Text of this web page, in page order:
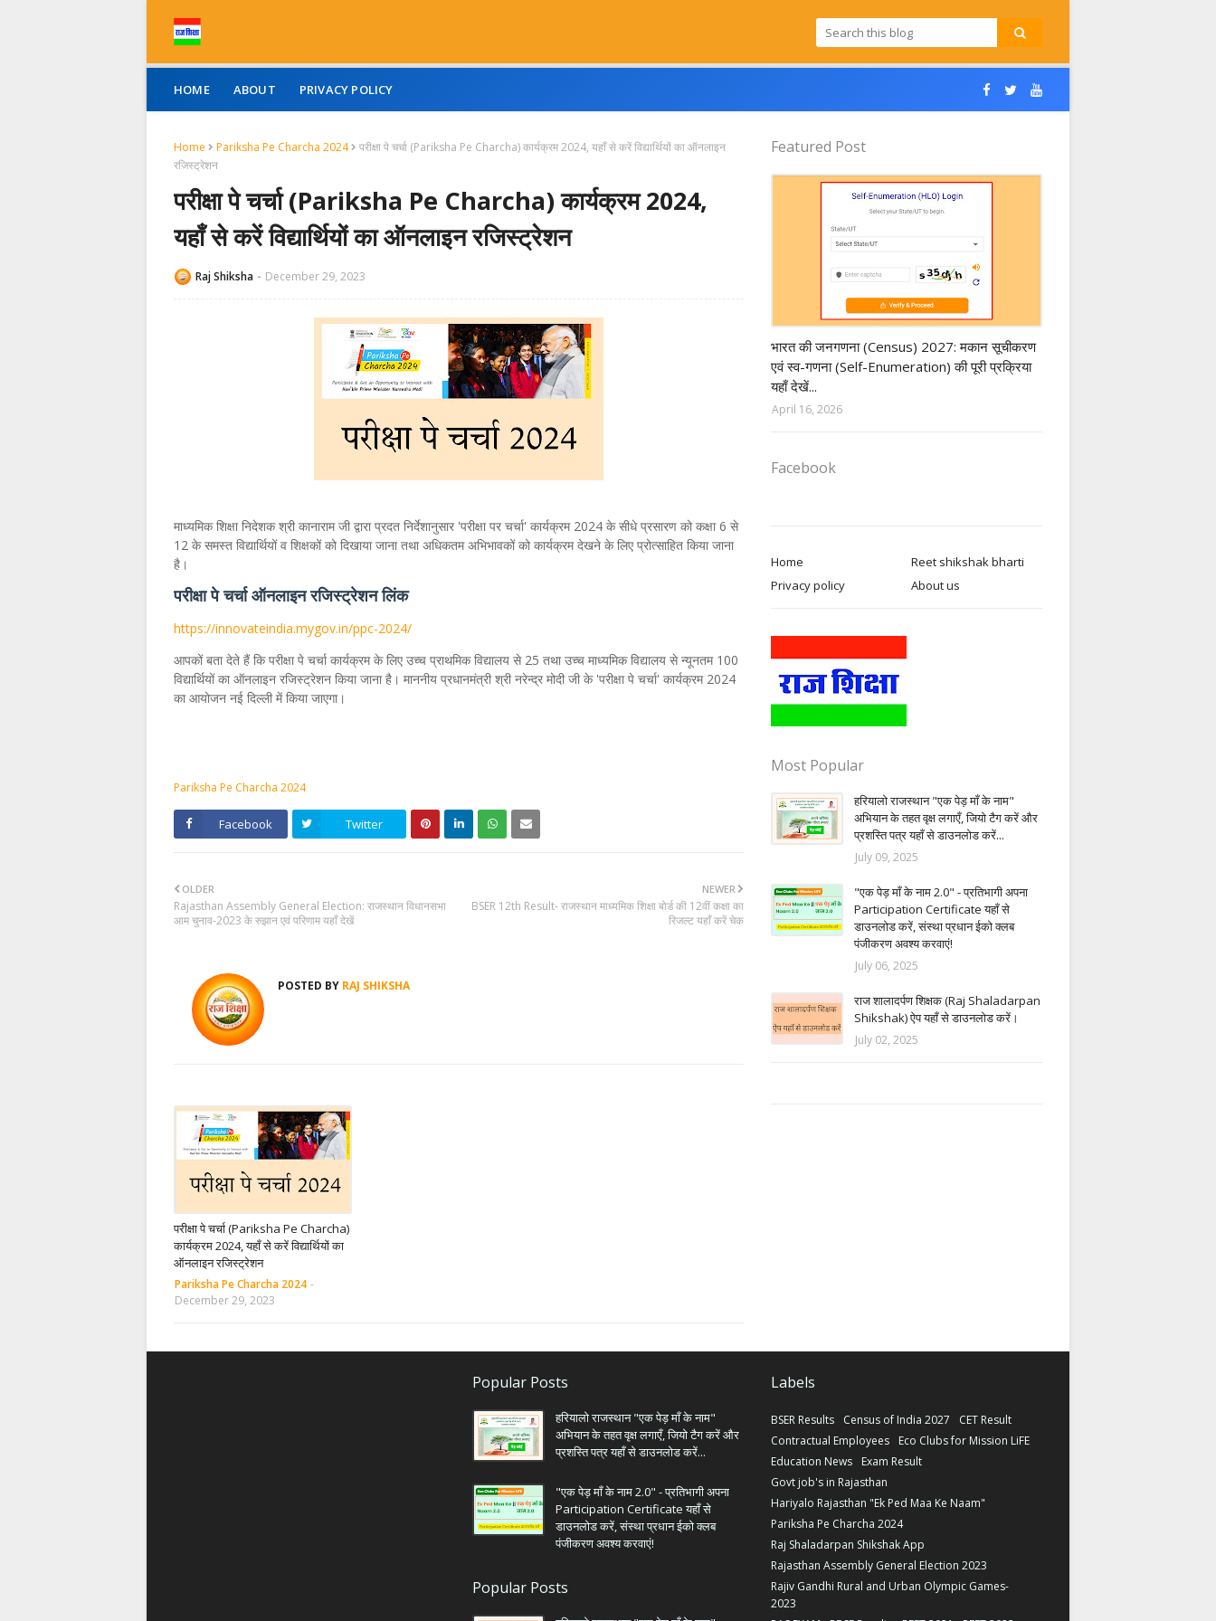
HOME ABOUT PRIVACY POLICY
Home Pariksha Pe Charcha 2024
परीक्षा पे चर्चा (Pariksha Pe Charcha) कार्यक्रम 2024, यहाँ से करें विद्यार्थियों का ऑनलाइन
रजिस्ट्रेशन
परीक्षा पे चर्चा (Pariksha Pe Charcha) कार्यक्रम 2024,
यहाँ से करें विद्यार्थियों का ऑनलाइन रजिस्ट्रेशन
Raj Shiksha December 29, 2023
माध्यमिक शिक्षा निदेशक श्री कानाराम जी द्वारा प्रदत निर्देशानुसार 'परीक्षा पर चर्चा' कार्यक्रम 2024 के सीधे प्रसारण को कक्षा 6 से
12 के समस्त विद्यार्थियों व शिक्षकों को दिखाया जाना तथा अधिकतम अभिभावकों को कार्यक्रम देखने के लिए प्रोत्साहित किया जाना
है।
परीक्षा पे चर्चा ऑनलाइन रजिस्ट्रेशन लिंक
https://innovateindia.mygov.in/ppc-2024/
आपकों बता देते हैं कि परीक्षा पे चर्चा कार्यक्रम के लिए उच्च प्राथमिक विद्यालय से 25 तथा उच्च माध्यमिक विद्यालय से न्यूनतम 100
विद्यार्थियों का ऑनलाइन रजिस्ट्रेशन किया जाना है। माननीय प्रधानमंत्री श्री नरेन्द्र मोदी जी के 'परीक्षा पे चर्चा' कार्यक्रम 2024
का आयोजन नई दिल्ली में किया जाएगा।
Pariksha Pe Charcha 2024
Facebook Twitter
NEWER
BSER 12th Result- राजस्थान माध्यमिक शिक्षा बोर्ड की 12वीं कक्षा का
रिजल्ट यहाँ करें चेक
OLDER
Rajasthan Assembly General Election: राजस्थान विधानसभा
आम चुनाव-2023 के रुझान एवं परिणाम यहाँ देखें
POSTED BY RAJ SHIKSHA
परीक्षा पे चर्चा (Pariksha Pe Charcha)
कार्यक्रम 2024, यहाँ से करें विद्यार्थियों का
ऑनलाइन रजिस्ट्रेशन
Pariksha Pe Charcha 2024 -
December 29, 2023
Featured Post
भारत की जनगणना (Census) 2027: मकान सूचीकरण
एवं स्व-गणना (Self-Enumeration) की पूरी प्रक्रिया
यहाँ देखें...
April 16, 2026
Facebook
Home
Reet shikshak bharti
Privacy policy
About us
Most Popular
हरियालो राजस्थान "एक पेड़ माँ के नाम"
अभियान के तहत वृक्ष लगाएँ, जियो टैग करें और
प्रशस्ति पत्र यहाँ से डाउनलोड करें...
July 09, 2025
"एक पेड़ माँ के नाम 2.0" - प्रतिभागी अपना
Participation Certificate यहाँ से
डाउनलोड करें, संस्था प्रधान ईको क्लब
पंजीकरण अवश्य करवाएं!
July 06, 2025
राज शालादर्पण शिक्षक (Raj Shaladarpan
Shikshak) ऐप यहाँ से डाउनलोड करें।
July 02, 2025
Popular Posts
हरियालो राजस्थान "एक पेड़ माँ के नाम"
अभियान के तहत वृक्ष लगाएँ, जियो टैग करें और
प्रशस्ति पत्र यहाँ से डाउनलोड करें...
"एक पेड़ माँ के नाम 2.0" - प्रतिभागी अपना
Participation Certificate यहाँ से
डाउनलोड करें, संस्था प्रधान ईको क्लब
पंजीकरण अवश्य करवाएं!
Popular Posts
Labels
BSER Results Census of India 2027
CET Result
Contractual Employees
Eco Clubs for Mission LiFE
Education News
Exam Result
Govt job's in Rajasthan
Hariyalo Rajasthan "Ek Ped Maa Ke Naam"
Pariksha Pe Charcha 2024
Raj Shaladarpan Shikshak App
Rajasthan Assembly General Election 2023
Rajiv Gandhi Rural and Urban Olympic Games-
2023